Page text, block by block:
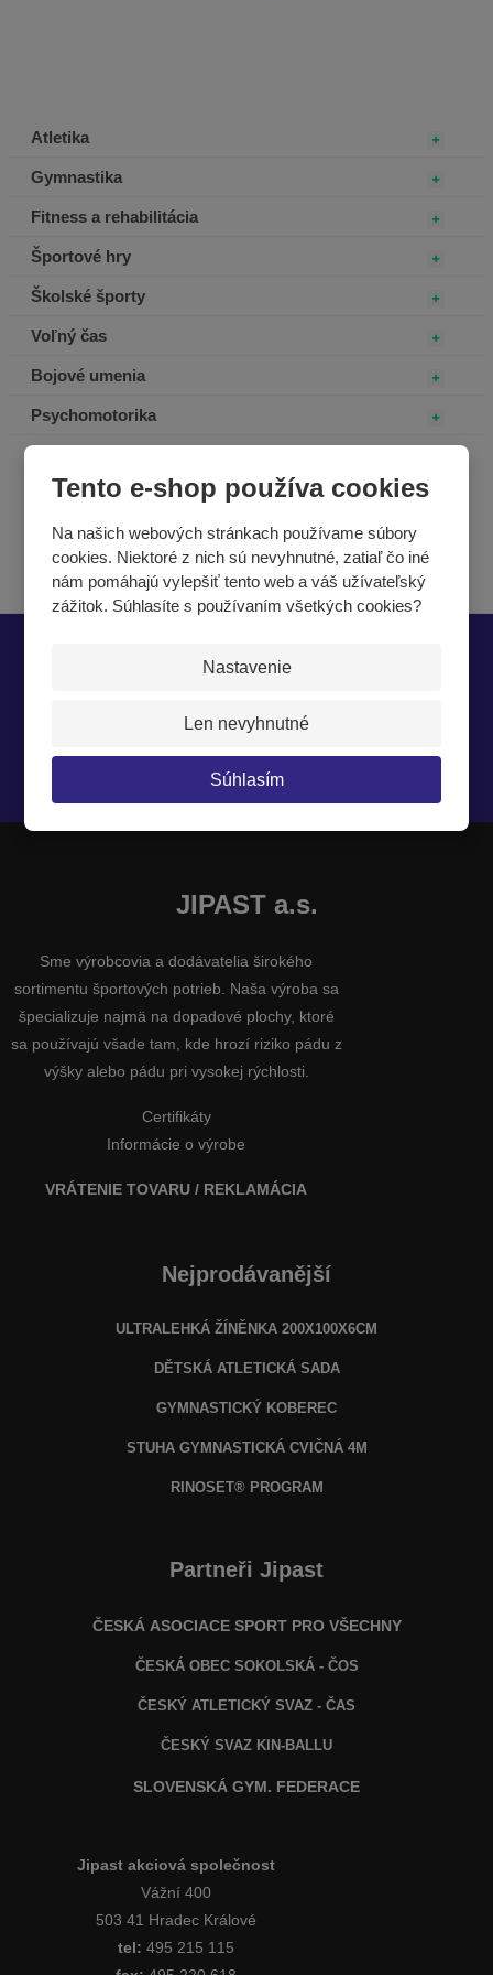
Tento e-shop používa cookies
Na našich webových stránkach používame súbory
cookies. Niektoré z nich sú nevyhnutné, zatiaľ čo iné
nám pomáhajú vylepšiť tento web a váš užívateľský
zážitok. Súhlasíte s používaním všetkých cookies?
Nastavenie
Len nevyhnutné
Súhlasím
Atletika
Gymnastika
Fitness a rehabilitácia
Športové hry
Školské športy
Voľný čas
Bojové umenia
Psychomotorika
Nech vám nič neunikne
spracovaním osobných údajov
JIPAST a.s.
Sme výrobcovia a dodávatelia širokého
sortimentu športových potrieb. Naša výroba sa
špecializuje najmä na dopadové plochy, ktoré
sa používajú všade tam, kde hrozí riziko pádu z
výšky alebo pádu pri vysokej rýchlosti.
Certifikáty
Informácie o výrobe
VRÁTENIE TOVARU / REKLAMÁCIA
Nejprodávanější
ULTRALEHKÁ ŽÍNĚNKA 200X100X6CM
DĚTSKÁ ATLETICKÁ SADA
GYMNASTICKÝ KOBEREC
STUHA GYMNASTICKÁ CVIČNÁ 4M
RINOSET® PROGRAM
Partneři Jipast
ČESKÁ ASOCIACE SPORT PRO VŠECHNY
ČESKÁ OBEC SOKOLSKÁ - ČOS
ČESKÝ ATLETICKÝ SVAZ - ČAS
ČESKÝ SVAZ KIN-BALLU
SLOVENSKÁ GYM. FEDERACE
Jipast akciová společnost
Vážní 400
503 41 Hradec Králové
tel: 495 215 115